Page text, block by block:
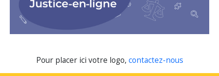
Pour placer ici votre logo, contactez-nous